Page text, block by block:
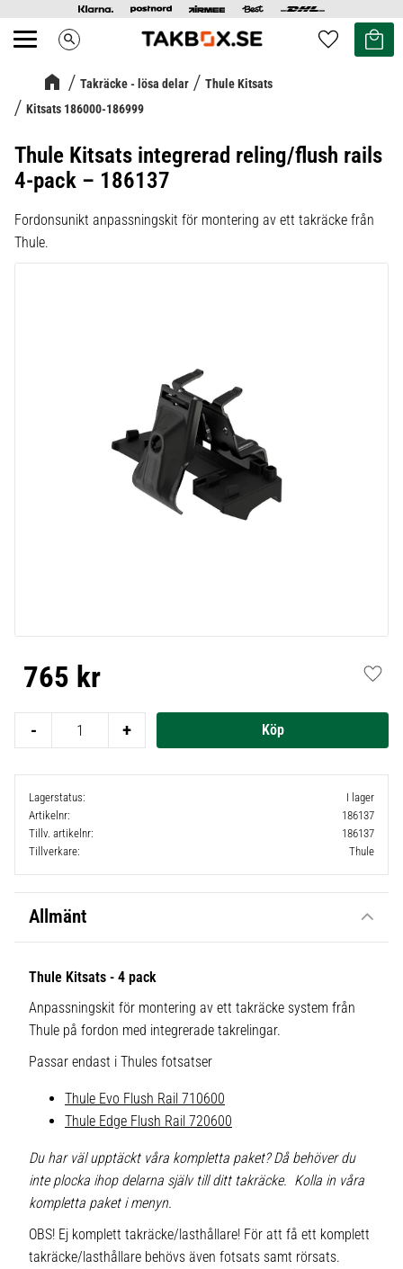
Meny search Favoriter
Kundvagn
Takräcke - lösa delar
Thule Kitsats
Kitsats 186000-186999
Thule Kitsats integrerad reling/flush rails
4-pack – 186137
Fordonsunikt anpassningskit för montering av ett takräcke från
Thule.
765 kr
+
-
Lagerstatus
I lager
Artikelnr
186137
Tillv. artikelnr
186137
Tillverkare
Thule
Allmänt
Thule Kitsats - 4 pack
Anpassningskit för montering av ett takräcke system från
Thule på fordon med integrerade takrelingar.
Passar endast i Thules fotsatser
Thule Evo Flush Rail 710600
Thule Edge Flush Rail 720600
Du har väl upptäckt våra kompletta paket? Då behöver du
inte plocka ihop delarna själv till ditt takräcke. Kolla in våra
kompletta paket i menyn.
OBS! Ej komplett takräcke/lasthållare! För att få ett komplett
takräcke/lasthållare behövs även fotsats samt rörsats.